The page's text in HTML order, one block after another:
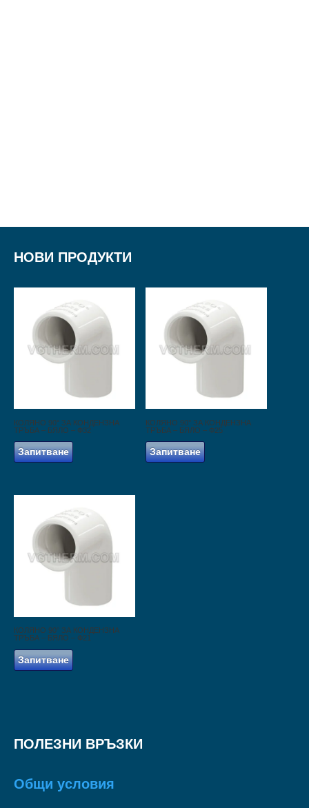
НОВИ ПРОДУКТИ
КОЛЯНО 90° ЗА КОНДЕНЗНА
ТРЪБА – БЯЛО – Ф32
Запитване
КОЛЯНО 90° ЗА КОНДЕНЗНА
ТРЪБА – БЯЛО – Ф25
Запитване
КОЛЯНО 90° ЗА КОНДЕНЗНА
ТРЪБА – БЯЛО – Ф21
Запитване
ПОЛЕЗНИ ВРЪЗКИ
Общи условия